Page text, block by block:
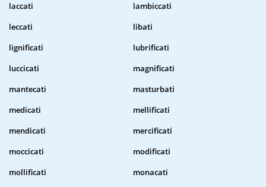
laccati
lambiccati
leccati
libati
lignificati
lubrificati
luccicati
magnificati
mantecati
masturbati
medicati
mellificati
mendicati
mercificati
moccicati
modificati
mollificati
monacati